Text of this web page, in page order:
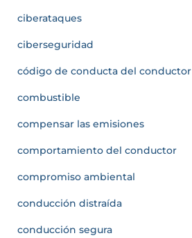
ciberataques
ciberseguridad
código de conducta del conductor
combustible
compensar las emisiones
comportamiento del conductor
compromiso ambiental
conducción distraída
conducción segura